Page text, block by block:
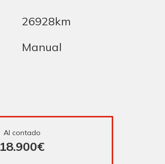
26928km
Manual
Al contado
18.900€